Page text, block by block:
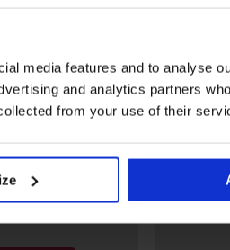
media features and to analyse
and analytics partners
from your use of their